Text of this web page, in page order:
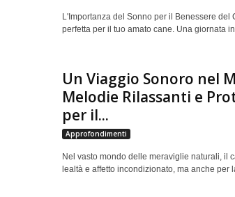
L'Importanza del Sonno per il Benessere del
perfetta per il tuo amato cane. Una giornata
Un Viaggio Sonoro nel
Melodie Rilassanti e
per il...
Approfondimenti
Nel vasto mondo delle meraviglie naturali, il
lealtà e affetto incondizionato, ma anche per